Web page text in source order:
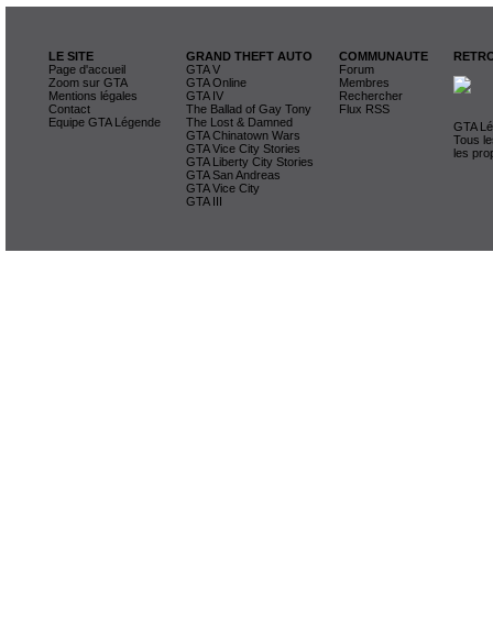
LE SITE
Page d'accueil
Zoom sur GTA
Mentions légales
Contact
Equipe GTA Légende
GRAND THEFT AUTO
GTA V
GTA Online
GTA IV
The Ballad of Gay Tony
The Lost & Damned
GTA Chinatown Wars
GTA Vice City Stories
GTA Liberty City Stories
GTA San Andreas
GTA Vice City
GTA III
COMMUNAUTE
Forum
Membres
Rechercher
Flux RSS
GTA
Tous
les